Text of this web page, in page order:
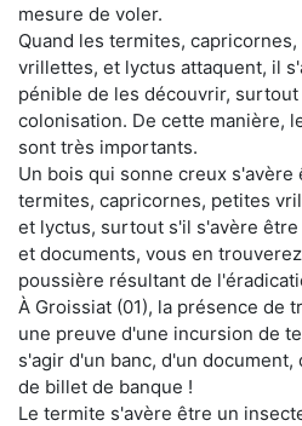
mesure de voler.
Quand les termites,
vrillettes, et lyctus attaquent, il
pénible de les découvrir,
colonisation. De cette manière,
sont très importants.
Un bois qui sonne creux
termites, capricornes, petites
et lyctus, surtout s'il s'avère
et documents, vous en
poussière résultant de
À Groissiat (01), la présence de
une preuve d'une incursion de
s'agir d'un banc, d'un
de billet de banque !
Le termite s'avère être un